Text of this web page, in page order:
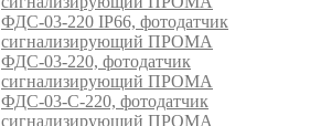
ФДС-03-220 IP66, фотодатчик
сигнализирующий ПРОМА
ФДС-03-220, фотодатчик
сигнализирующий ПРОМА
ФДС-03-С-220, фотодатчик
сигнализирующий ПРОМА